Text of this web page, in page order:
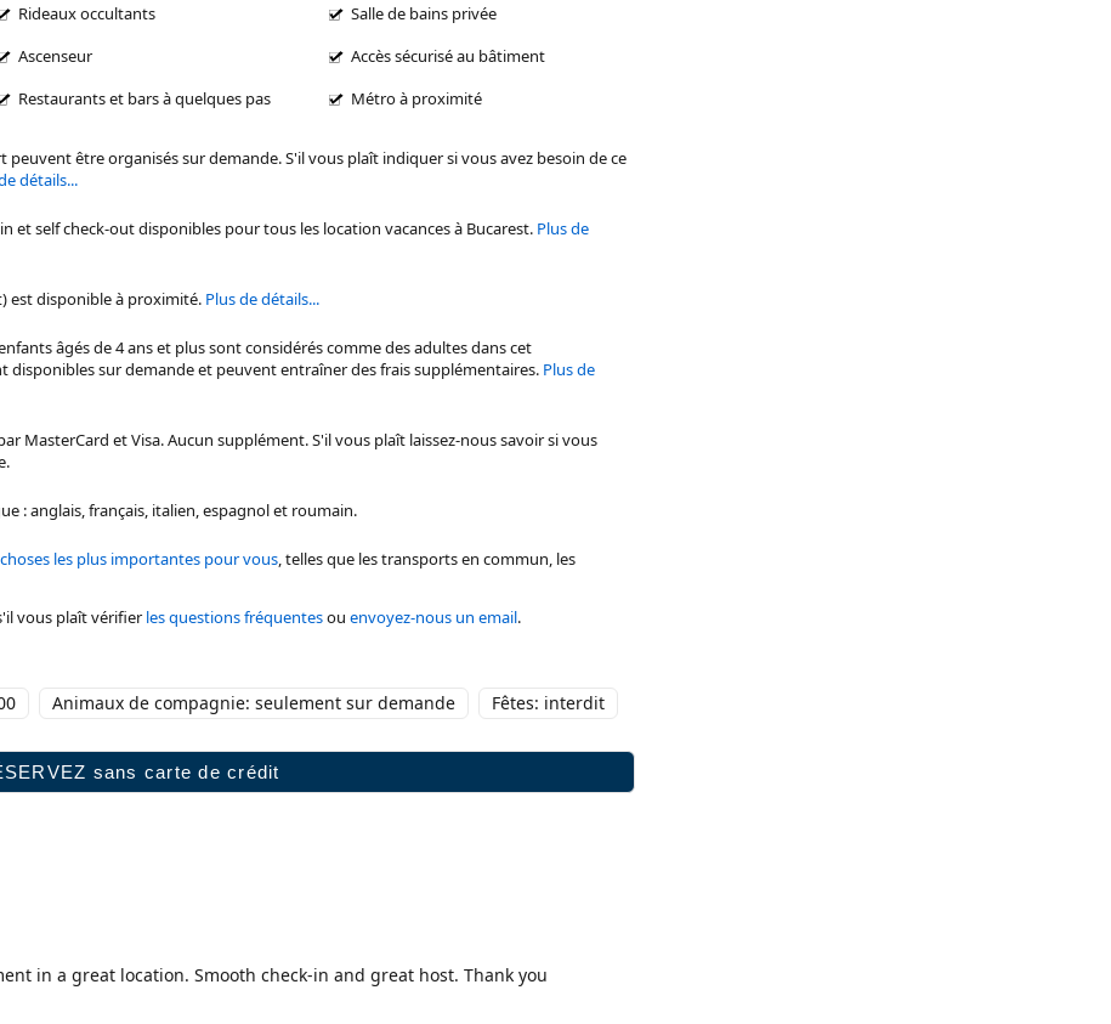
Rideaux occultants
Salle de bains privée
Ascenseur
Accès sécurisé au bâtiment
Restaurants et bars à quelques pas Métro à proximité
peuvent être organisés sur demande. S'il vous plaît indiquer si vous avez besoin de ce
détails...
et self check-out disponibles pour tous les location vacances à Bucarest. Plus de
est disponible à proximité. Plus de détails...
âgés de 4 ans et plus sont considérés comme des adultes dans cet
disponibles sur demande et peuvent entraîner des frais supplémentaires. Plus de
MasterCard et Visa. Aucun supplément. S'il vous plaît laissez-nous savoir si vous
: anglais, français, italien, espagnol et roumain.
les plus importantes pour vous, telles que les transports en commun, les
vous plaît vérifier les questions fréquentesou envoyez-nous un email.
Animaux de compagnie: seulement sur demande Fêtes: interdit
in a great location. Smooth check-in and great host. Thank you